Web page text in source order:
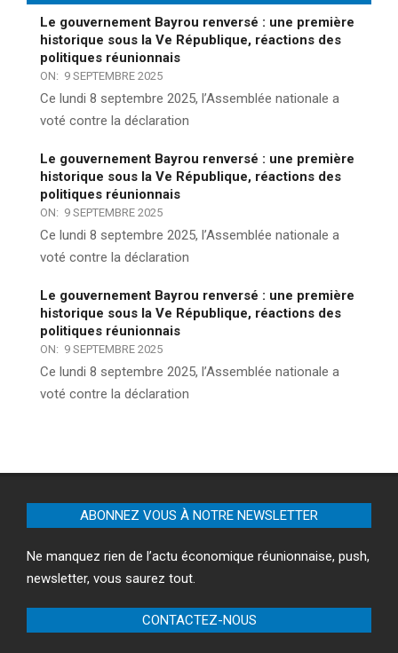
Le gouvernement Bayrou renversé : une première
historique sous la Ve République, réactions des
politiques réunionnais
ON: 9 SEPTEMBRE 2025
Ce lundi 8 septembre 2025, l’Assemblée nationale a
voté contre la déclaration
Le gouvernement Bayrou renversé : une première
historique sous la Ve République, réactions des
politiques réunionnais
ON: 9 SEPTEMBRE 2025
Ce lundi 8 septembre 2025, l’Assemblée nationale a
voté contre la déclaration
Le gouvernement Bayrou renversé : une première
historique sous la Ve République, réactions des
politiques réunionnais
ON: 9 SEPTEMBRE 2025
Ce lundi 8 septembre 2025, l’Assemblée nationale a
voté contre la déclaration
ABONNEZ VOUS À NOTRE NEWSLETTER
Ne manquez rien de l’actu économique réunionnaise, push,
newsletter, vous saurez tout.
CONTACTEZ-NOUS